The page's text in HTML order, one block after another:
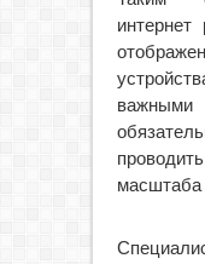
интернет
важными
масштаба